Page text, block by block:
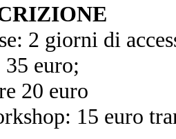
2 giorni di
euro;
20 euro
15 euro